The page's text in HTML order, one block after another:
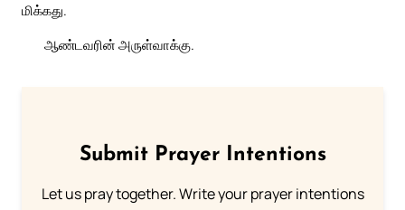
மிக்கது.
ஆண்டவரின் அருள்வாக்கு.
Submit Prayer Intentions
Let us pray together. Write your prayer intentions